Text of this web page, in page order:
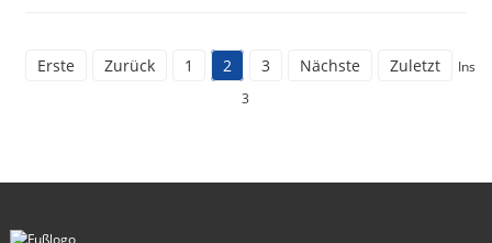
Erste Zurück 1 2 3 Nächste Zuletzt
3